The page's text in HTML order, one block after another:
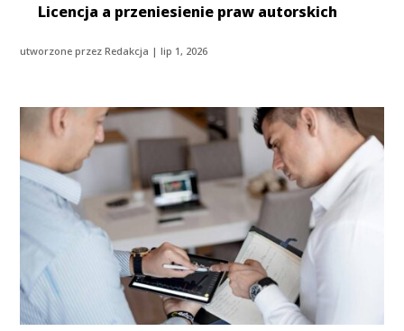
Licencja a przeniesienie praw autorskich
utworzone przezRedakcja |lip 1, 2026